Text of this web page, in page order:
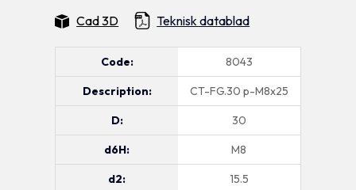
Code: 8043
Description: CT-FG.30 p-M8x25
D: 30
d6H: M8
d2: 15.5
Cad 3D Teknisk datablad